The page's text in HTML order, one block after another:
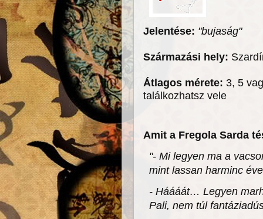
Jelentése: "bujaság"
Származási hely:
Átlagos mérete: 3, 5
találkozhatsz vele
Amit a Fregola Sarda
"- Mi legyen ma a
mint lassan harminc
- Háááát… Legyen
Pali, nem túl